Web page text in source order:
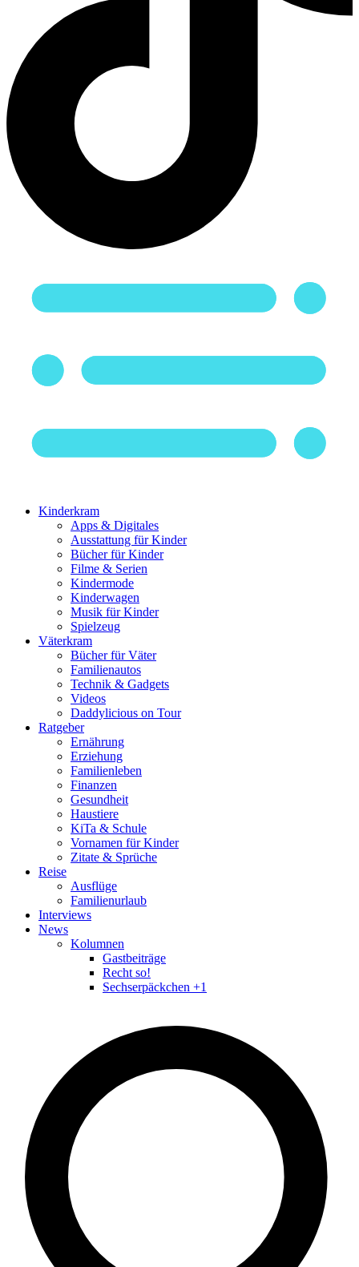
Kinderkram
Apps & Digitales
Ausstattung für Kinder
Bücher für Kinder
Filme & Serien
Kindermode
Kinderwagen
Musik für Kinder
Spielzeug
Väterkram
Bücher für Väter
Familienautos
Technik & Gadgets
Videos
Daddylicious on Tour
Ratgeber
Ernährung
Erziehung
Familienleben
Finanzen
Gesundheit
Haustiere
KiTa & Schule
Vornamen für Kinder
Zitate & Sprüche
Reise
Ausflüge
Familienurlaub
Interviews
News
Kolumnen
Gastbeiträge
Recht so!
Sechserpäckchen +1